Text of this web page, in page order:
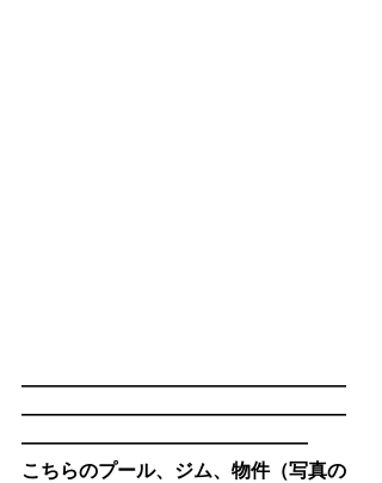
―――――――――――――――――
―――――――――――――――――
―――――――――――――――
こちらのプール、ジム、物件（写真の